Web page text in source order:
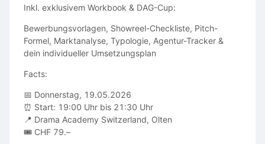
Inkl. exklusivem Workbook & DAG-Cup:
Bewerbungsvorlagen, Showreel-Checkliste, Pitch-
Formel, Marktanalyse, Typologie, Agentur-Tracker &
dein individueller Umsetzungsplan
Facts:
📅 Donnerstag, 19.05.2026
⏰ Start: 19:00 Uhr bis 21:30 Uhr
📍 Drama Academy Switzerland, Olten
🎟️ CHF 79.–